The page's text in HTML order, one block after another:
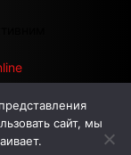
НА САЙТІ
сайт, мы